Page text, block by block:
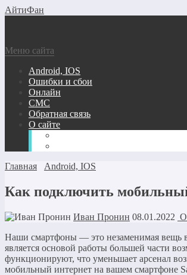
АйтиФан
Меню сайта
Android, IOS
Ошибки и сбои
Онлайн
СМС
Обратная связь
О сайте
Главная
Android, IOS
Как подключить
Иван Пронин 08.01.2022
Наши смартфоны — это незаменимая вещь
является основой работы большей части
функционируют, что уменьшает арсенал
мобильный интернет на вашем смартфоне